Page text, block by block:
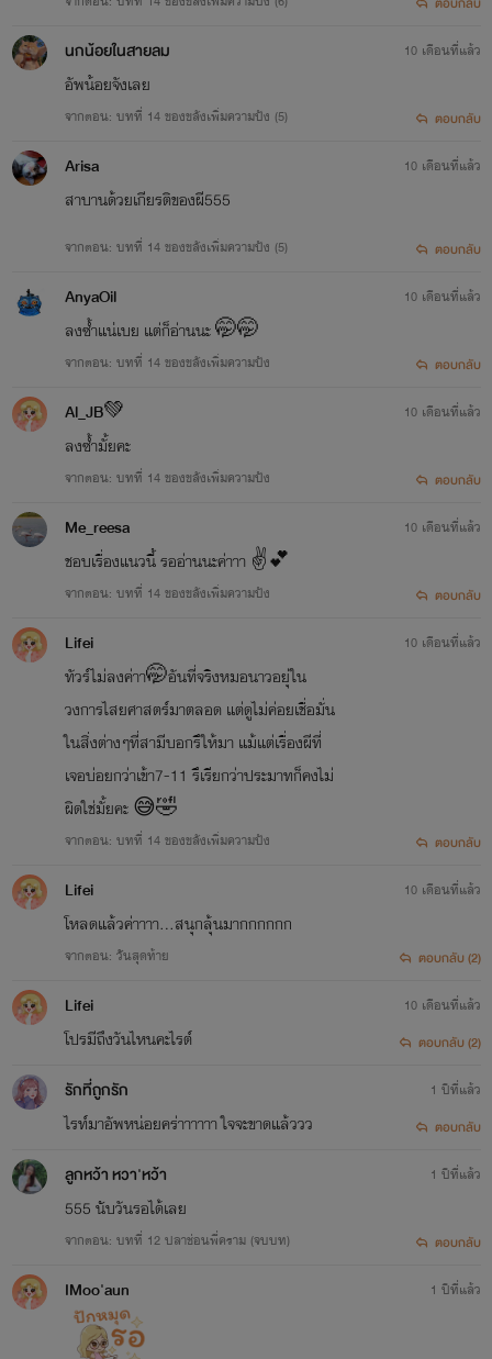
นกน้อยในสายลม
อัพน้อยจังเลย
จากตอน: บทที่ 14 ของขลังเพิ่มความปัง (5)
10 เดือนที่แล้ว
ตอบกลับ
Arisa
สาบานด้วยเกียรติของผี555
จากตอน: บทที่ 14 ของขลังเพิ่มความปัง (5)
10 เดือนที่แล้ว
ตอบกลับ
AnyaOil
ลงซ้ำแน่เบย แต่ก็อ่านนะ 🤭🤭
จากตอน: บทที่ 14 ของขลังเพิ่มความปัง
10 เดือนที่แล้ว
ตอบกลับ
Al_JB💚
ลงซ้ำมั้ยคะ
จากตอน: บทที่ 14 ของขลังเพิ่มความปัง
10 เดือนที่แล้ว
ตอบกลับ
Me_reesa
ชอบเรื่องแนวนี้ รออ่านนะค่าาา ✌️💕
จากตอน: บทที่ 14 ของขลังเพิ่มความปัง
10 เดือนที่แล้ว
ตอบกลับ
Lifei
ทัวร์ไม่ลงค่าา🤭อันที่จริงหมอนาวอยุ่ใน
วงการไสยศาสตร์มาตลอด แต่ดูไม่ค่อยเชื่อมั่น
ในสิ่งต่างๆที่สามีบอกรึให้มา แม้แต่เรื่องผีที่
เจอบ่อยกว่าเข้า7-11 รึเรียกว่าประมาทก็คงไม่
ผิดใช่มั้ยคะ 😅🤣
จากตอน: บทที่ 14 ของขลังเพิ่มความปัง
10 เดือนที่แล้ว
ตอบกลับ
Lifei
โหลดแล้วค่าาาา…สนุกลุ้นมากกกกกก
จากตอน: วัันสุดท้าย
10 เดือนที่แล้ว
ตอบกลับ (2)
Lifei
โปรมีถึงวันไหนคะไรต์
10 เดือนที่แล้ว
ตอบกลับ (2)
รักที่ถูกรัก
ไรท์มาอัพหน่อยคร่าาาาาา ใจจะขาดแล้ววว
1 ปีที่แล้ว
ตอบกลับ
ลูกหว้า หวา'หว้า
555 นับวันรอได้เลย
จากตอน: บทที่ 12 ปลาช่อนพี่คราม (จบบท)
1 ปีที่แล้ว
ตอบกลับ
IMoo'aun 1 ปีที่แล้ว